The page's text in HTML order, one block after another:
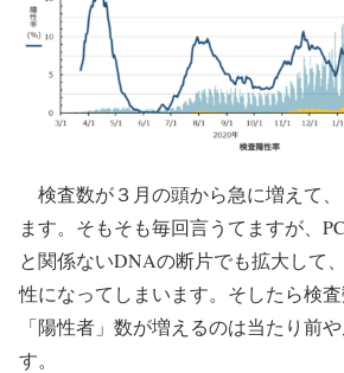
検査数が３月の頭から急に増えて
ます。そもそも毎回言うてますが、
と関係ないDNAの断片でも拡大して
性になってしまいます。そしたら検査
「陽性者」数が増えるのは当たり前
す。